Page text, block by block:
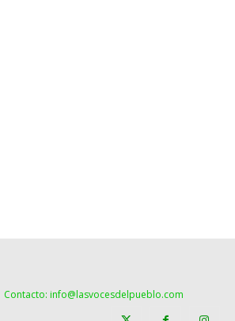
Contacto: info@lasvocesdelpueblo.com